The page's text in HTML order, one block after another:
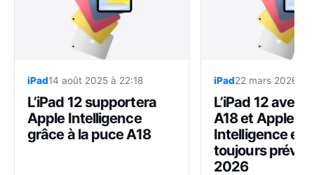
iPad14 août 2025 à 22:18
L’iPad 12 supportera
Apple Intelligence
grâce à la puce A18
iPad22 mars 2026 à
L’iPad 12 avec
A18 et Apple
Intelligence est
toujours prévu
2026